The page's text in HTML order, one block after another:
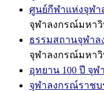
ศูนย์กีฬาแห่งจุฬ
จุฬาลงกรณ์มหาวิ
ธรรมสถานจุฬา
จุฬาลงกรณ์มหาวิ
อุทยาน 100 ปี จุฬ
จุฬาลงกรณ์ราช